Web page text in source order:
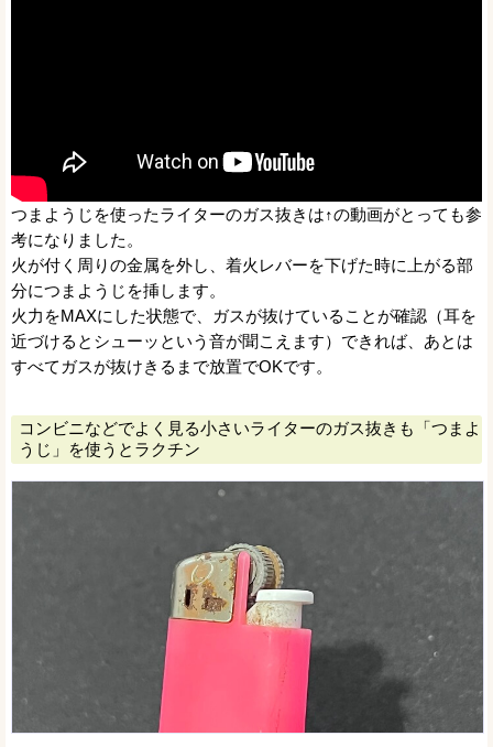
つまようじを使ったライターのガス抜きは↑の動画がとっても参
考になりました。
火が付く周りの金属を外し、着火レバーを下げた時に上がる部
分につまようじを挿します。
火力をMAXにした状態で、ガスが抜けていることが確認（耳を
近づけるとシューッという音が聞こえます）できれば、あとは
すべてガスが抜けきるまで放置でOKです。
コンビニなどでよく見る小さいライターのガス抜きも「つまよ
うじ」を使うとラクチン